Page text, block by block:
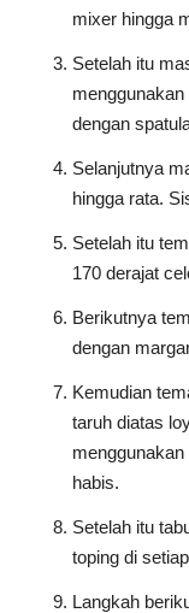
mixer hingga
Setelah itu
dengan
Selanjutnya
hingga rata.
Setelah itu
170 derajat
Berikutnya
dengan
Kemudian
taruh diatas
habis.
Setelah itu
toping di
Langkah